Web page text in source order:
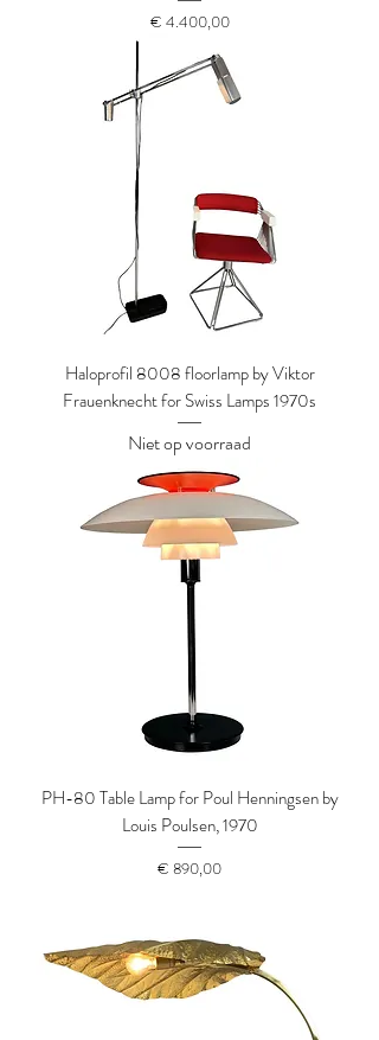
Prijs
€ 4.400,00
Haloprofil 8008 floorlamp by Viktor
Frauenknecht for Swiss Lamps 1970s
Niet op voorraad
PH-80 Table Lamp for Poul Henningsen by
Louis Poulsen, 1970
Prijs
€ 890,00